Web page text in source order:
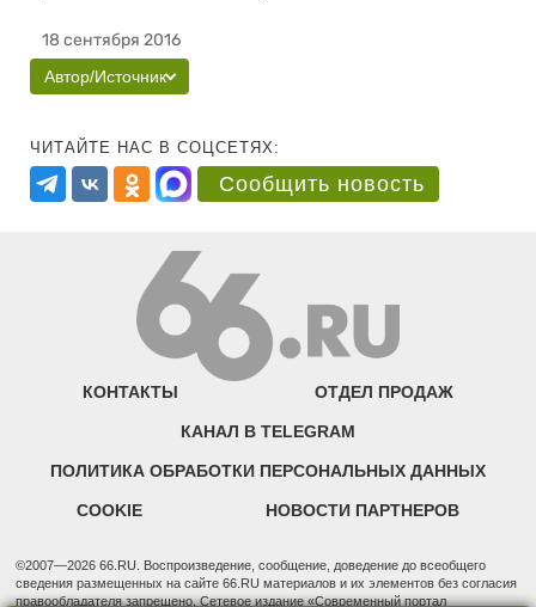
18 сентября 2016
Автор/Источник
ЧИТАЙТЕ НАС В СОЦСЕТЯХ:
Сообщить новость
КОНТАКТЫ ОТДЕЛ ПРОДАЖ
КАНАЛ В TELEGRAM
ПОЛИТИКА ОБРАБОТКИ ПЕРСОНАЛЬНЫХ ДАННЫХ
COOKIE НОВОСТИ ПАРТНЕРОВ
©2007—2026 66.RU. Воспроизведение, сообщение, доведение до всеобщего
сведения размещенных на сайте 66.RU материалов и их элементов без согласия
правообладателя запрещено. Сетевое издание «Современный портал